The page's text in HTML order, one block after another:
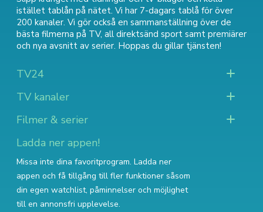
istället tablån på nätet. Vi har 7-dagars tablå för över
200 kanaler. Vi gör också en sammanställning över de
bästa filmerna på TV, all direktsänd sport samt premiärer
och nya avsnitt av serier. Hoppas du gillar tjänsten!
TV24
TV kanaler
Filmer & serier
Ladda ner appen!
Missa inte dina favoritprogram. Ladda ner
appen och få tillgång till fler funktioner såsom
din egen watchlist, påminnelser och möjlighet
till en annonsfri upplevelse.